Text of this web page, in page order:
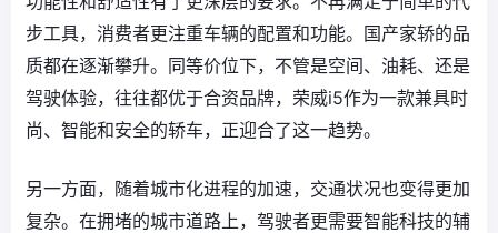
步工具，消费者更注重车辆的配置和功能。国产家轿的品
质都在逐渐攀升。同等价位下，不管是空间、油耗、还是
驾驶体验，往往都优于合资品牌，荣威i5作为一款兼具时
尚、智能和安全的轿车，正迎合了这一趋势。
另一方面，随着城市化进程的加速，交通状况也变得更加
复杂。在拥堵的城市道路上，驾驶者更需要智能科技的辅